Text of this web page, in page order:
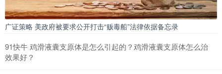
广证策略 美政府被要求公开打击“贩毒船”法律依据备忘录
91快牛 鸡滑液囊支原体是怎么引起的？鸡滑液囊支原体怎么治
效果好？